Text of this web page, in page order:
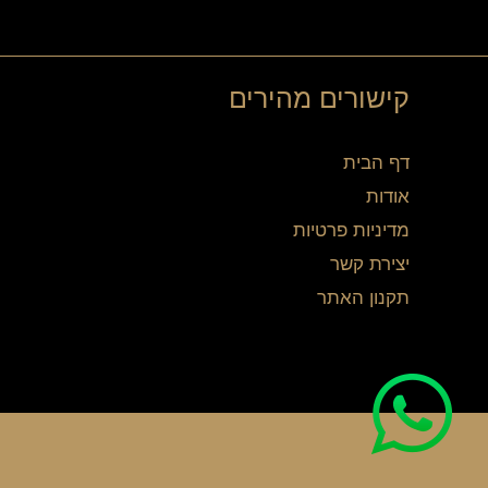
קישורים מהירים
דף הבית
אודות
מדיניות פרטיות
יצירת קשר
תקנון האתר